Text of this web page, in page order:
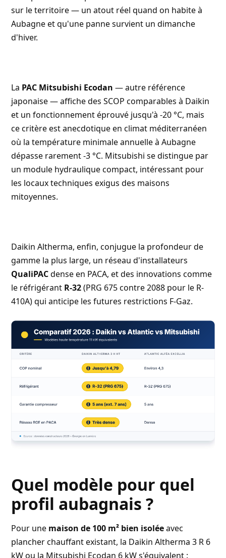
sur le territoire — un atout réel quand on habite à
Aubagne et qu'une panne survient un dimanche
d'hiver.
La PAC Mitsubishi Ecodan — autre référence
japonaise — affiche des SCOP comparables à Daikin
et un fonctionnement éprouvé jusqu'à -20 °C, mais
ce critère est anecdotique en climat méditerranéen
où la température minimale annuelle à Aubagne
dépasse rarement -3 °C. Mitsubishi se distingue par
un module hydraulique compact, intéressant pour
les locaux techniques exigus des maisons
mitoyennes.
Daikin Altherma, enfin, conjugue la profondeur de
gamme la plus large, un réseau d'installateurs
QualiPACdense en PACA, et des innovations comme
le réfrigérant R-32(PRG 675 contre 2088 pour le R-
410A) qui anticipe les futures restrictions F-Gaz.
Quel modèle pour quel
profil aubagnais ?
Pour une maison de 100 m² bien isoléeavec
plancher chauffant existant, la Daikin Altherma 3 R 6
kW ou la Mitsubishi Ecodan 6 kW s'équivalent :